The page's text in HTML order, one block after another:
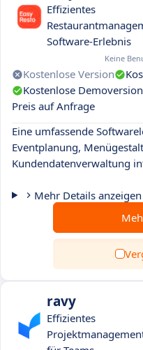
Effizientes
Software-Erlebnis
Keine
Kostenlose Version
Kostenlose Demoversion
Preis auf Anfrage
Eine umfassende
Eventplanung,
Kundendatenverwaltung
Mehr Details anzeigen
ravy
Effizientes